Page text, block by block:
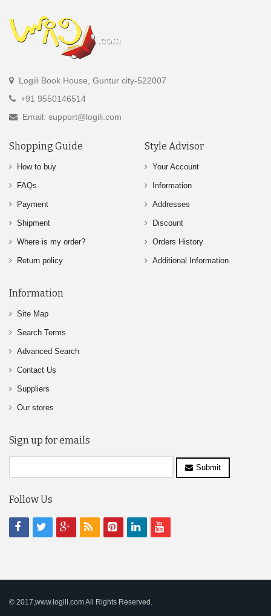
Logili Book House, Guntur city-522007
+91 9550146514
Email: support@logili.com
Shopping Guide
How to buy
FAQs
Payment
Shipment
Where is my order?
Return policy
Style Advisor
Your Account
Information
Addresses
Discount
Orders History
Additional Information
Information
Site Map
Search Terms
Advanced Search
Contact Us
Suppliers
Our stores
Sign up for emails
Submit
Follow Us
© 2017,www.logili.com All Rights Reserved.